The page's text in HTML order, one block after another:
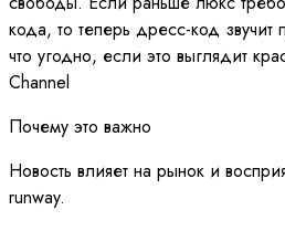
кода, то теперь дресс-код
что угодно, если это выглядит
Channel
Почему это важно
Новость влияет на рынок и
runway.